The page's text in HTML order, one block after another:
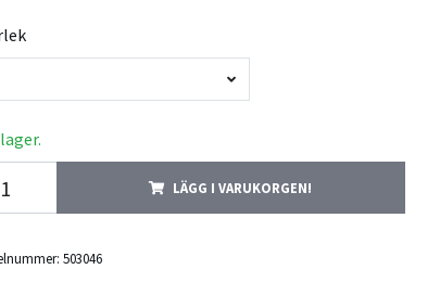
LÄGG I VARUKORGEN!
503046